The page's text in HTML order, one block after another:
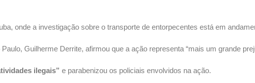
onde a investigação sobre o transporte de entorpecentes está em
Guilherme Derrite, afirmou que a ação representa “mais um grande
ilegais” e parabenizou os policiais envolvidos na ação.